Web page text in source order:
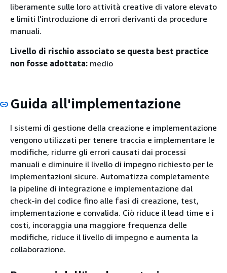
liberamente sulle loro attività creative di valore elevato
e limiti l'introduzione di errori derivanti da procedure
manuali.
Livello di rischio associato se questa best practice
non fosse adottata: medio
Guida all'implementazione
I sistemi di gestione della creazione e implementazione
vengono utilizzati per tenere traccia e implementare le
modifiche, ridurre gli errori causati dai processi
manuali e diminuire il livello di impegno richiesto per le
implementazioni sicure. Automatizza completamente
la pipeline di integrazione e implementazione dal
check-in del codice fino alle fasi di creazione, test,
implementazione e convalida. Ciò riduce il lead time e i
costi, incoraggia una maggiore frequenza delle
modifiche, riduce il livello di impegno e aumenta la
collaborazione.